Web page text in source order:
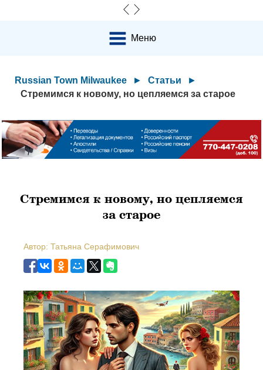
Меню
Russian Town Milwaukee ► Статьи
►
Стремимся к новому, но цепляемся за старое
Стремимся к новому, но цепляемся
за старое
Автор: Татьяна Серафимович